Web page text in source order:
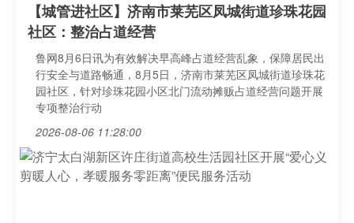
【城管进社区】济南市莱芜区凤城街道珍珠花园
社区：整治占道经营
鲁网8月6日讯为有效解决早高峰占道经营乱象，保障居民出
行安全与道路畅通，8月5日，济南市莱芜区凤城街道珍珠花
园社区，针对珍珠花园小区北门流动摊贩占道经营问题开展
专项整治行动
2026-08-06 11:28:00